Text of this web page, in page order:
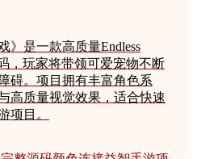
》是一款高质量Endless
，玩家将带领可爱宠物不断
碍。项目拥有丰富角色系
高质量视觉效果，适合快速
项目。